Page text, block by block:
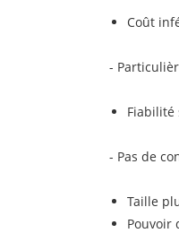
Coût
-
Fiabilité
- Pas de
Taille
Pouvoir